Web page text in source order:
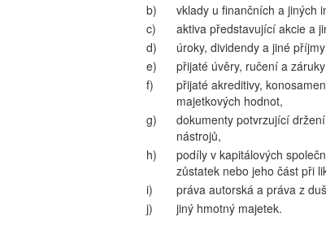
b)
vklady u finančních a jiných
c)
aktiva představující akcie a
d)
úroky, dividendy a jiné
e)
přijaté úvěry, ručení a
f)
přijaté akreditivy,
majetkových hodnot,
g)
dokumenty potvrzující
nástrojů,
h)
podíly v kapitálových
zůstatek nebo jeho část při
i)
práva autorská a práva z
j)
jiný hmotný majetek.